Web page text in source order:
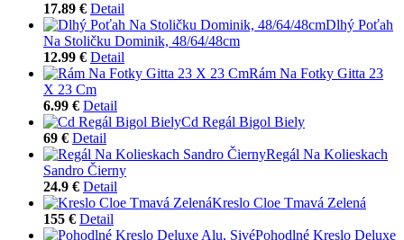
17.89 € Detail
Dlhý Poťah
Na Stoličku Dominik, 48/64/48cm
12.99 € Detail
Rám Na Fotky Gitta 23
X 23 Cm
6.99 € Detail
Cd Regál Bigol Biely
69 € Detail
Regál Na Kolieskach
Sandro Čierny
24.9 € Detail
Kreslo Cloe Tmavá Zelená
155 € Detail
Pohodlné Kreslo Deluxe